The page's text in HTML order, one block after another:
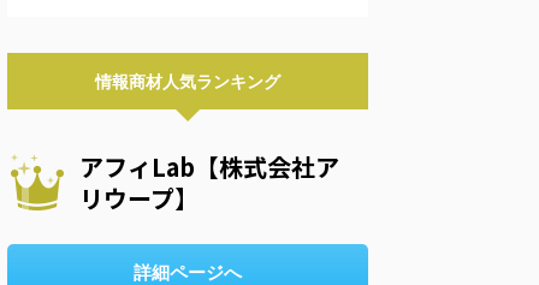
情報商材人気ランキング
アフィLab【株式会社ア
リウープ】
詳細ページへ